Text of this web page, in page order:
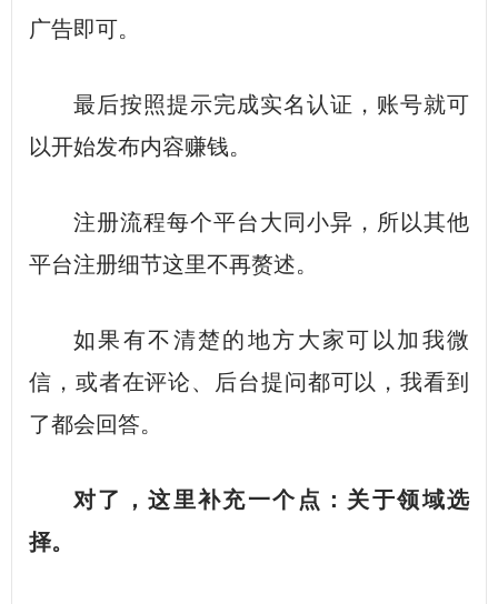
广告即可。
最后按照提示完成实名认证，账号就可
以开始发布内容赚钱。
注册流程每个平台大同小异，所以其他
平台注册细节这里不再赘述。
如果有不清楚的地方大家可以加我微
信，或者在评论、后台提问都可以，我看到
了都会回答。
对了，这里补充一个点：关于领域选
择。